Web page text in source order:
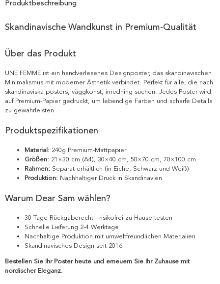
Produktbeschreibung
Skandinavische Wandkunst in Premium-Qualität
Über das Produkt
UNE FEMME ist ein handverlesenes Designposter, das skandinavischen
Minimalismus mit moderner Ästhetik verbindet. Perfekt für alle, die nach
skandinaviska posters, väggkonst, inredning suchen. Jedes Poster wird
auf Premium-Papier gedruckt, um lebendige Farben und scharfe Details
zu gewährleisten.
Produktspezifikationen
Material: 240g Premium-Mattpapier
Größen: 21×30 cm (A4), 30×40 cm, 50×70 cm, 70×100 cm
Rahmen: Separat erhältlich (in Eiche, Schwarz und Weiß)
Produktion: Nachhaltiger Druck in Skandinavien
Warum Dear Sam wählen?
30 Tage Rückgaberecht - risikofrei zu Hause testen
Schnelle Lieferung 2-4 Werktage
Nachhaltige Produktion mit umweltfreundlichen Materialien
Skandinavisches Design seit 2016
Bestellen Sie Ihr Poster heute und erneuern Sie Ihr Zuhause mit
nordischer Eleganz.